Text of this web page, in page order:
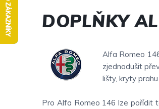
DOPLŇKY
Alfa Romeo
zjednodušit
lišty, kryty
Pro Alfa Romeo 146 lze pořídit